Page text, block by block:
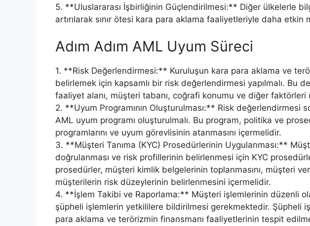
5. **Uluslararası İşbirliğinin Güçlendirilmesi:** Diğer ülkelerle
artırılarak sınır ötesi kara para aklama faaliyetleriyle daha etkin
Adım Adım AML Uyum Süreci
1. **Risk Değerlendirmesi:** Kuruluşun kara para aklama ve
belirlemek için kapsamlı bir risk değerlendirmesi yapılmalı. Bu
faaliyet alanı, müşteri tabanı, coğrafi konumu ve diğer faktörleri
2. **Uyum Programının Oluşturulması:** Risk değerlendirmesi
AML uyum programı oluşturulmalı. Bu program, politika ve
programlarını ve uyum görevlisinin atanmasını içermelidir.
3. **Müşteri Tanıma (KYC) Prosedürlerinin Uygulanması:**
doğrulanması ve risk profillerinin belirlenmesi için KYC
prosedürler, müşteri kimlik belgelerinin toplanmasını, müşteri
müşterilerin risk düzeylerinin belirlenmesini içermelidir.
4. **İşlem Takibi ve Raporlama:** Müşteri işlemlerinin düzenli
şüpheli işlemlerin yetkililere bildirilmesi gerekmektedir. Şüpheli
para aklama ve terörizmin finansmanı faaliyetlerinin tespit